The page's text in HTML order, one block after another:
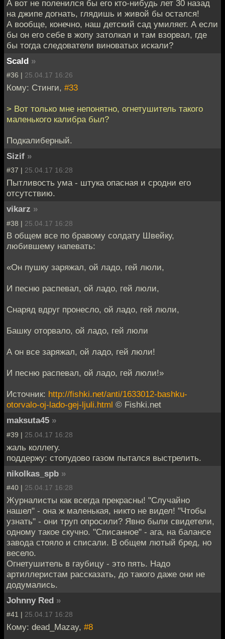
А вот не поленился бы его кто-нибудь лет 30 назад
на джипе догнать, глядишь и живой бы остался!
А вообще, конечно, наш детский сад умиляет. А если
бы он его себе в жопу затолкал и там взорвал, где
бы тогда следователи виноватых искали?
Scald »
#36 | 25.04.17 16:26
Кому: Стинги, #33
> Вот только мне непонятно, огнетушитель такого
маленького калибра был?
Подкалиберный.
Sizif »
#37 | 25.04.17 16:28
Пытливость ума - штука опасная и сродни его
отсутствию.
vikarz »
#38 | 25.04.17 16:28
В общем все по бравому солдату Швейку,
любившему напевать:
«Он пушку заряжал, ой ладо, гей люли,
И песню распевал, ой ладо, гей люли,
Снаряд вдруг пронесло, ой ладо, гей люли,
Башку оторвало, ой ладо, гей люли
А он все заряжал, ой ладо, гей люли!
И песню распевал, ой ладо, гей люли!»
Источник: http://fishki.net/anti/1633012-bashku-
otorvalo-oj-lado-gej-ljuli.html © Fishki.net
maksuta45 »
#39 | 25.04.17 16:28
жаль коллегу.
поддержу: стопудово газом пытался выстрелить.
nikolkas_spb »
#40 | 25.04.17 16:28
Журналисты как всегда прекрасны! "Случайно
нашел" - она ж маленькая, никто не видел! "Чтобы
узнать" - они труп опросили? Явно были свидетели,
одному такое скучно. "Списанное" - ага, на балансе
завода стояло и списали. В общем лютый бред, но
весело.
Огнетушитель в гаубицу - это пять. Надо
артиллеристам рассказать, до такого даже они не
додумались.
Johnny Red »
#41 | 25.04.17 16:28
Кому: dead_Mazay, #8